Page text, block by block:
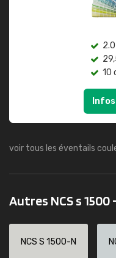
10
voir tous les éventails
Autres NCS s 1500
NCS S 1500-N